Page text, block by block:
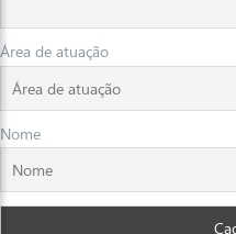
Área de atuação
Nome